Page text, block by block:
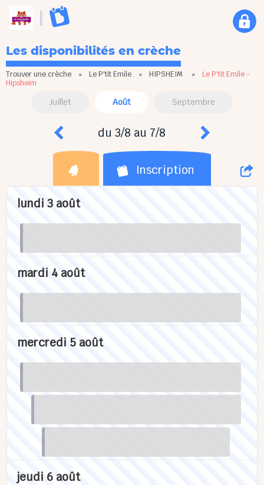
Les disponibilités en crèche
Trouver une crèche » Le P'tit Emile » HIPSHEIM » Le P'tit Emile -
Hipsheim
Juillet Août Septembre
du 3/8 au 7/8
Inscription
lundi 3 août
mardi 4 août
mercredi 5 août
jeudi 6 août